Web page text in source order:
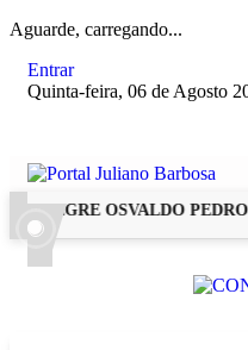
Aguarde, carregando...
Entrar
Quinta-feira, 06 de Agosto
ALEGRE OSVALDO PEDRO